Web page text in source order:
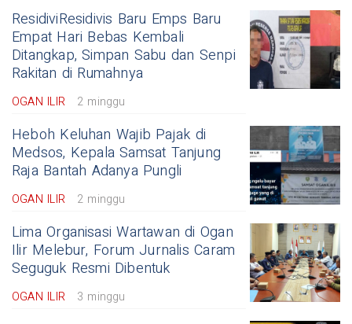
ResidiviResidivis Baru Emps Baru
Empat Hari Bebas Kembali
Ditangkap, Simpan Sabu dan Senpi
Rakitan di Rumahnya
OGAN ILIR 2 minggu
Heboh Keluhan Wajib Pajak di
Medsos, Kepala Samsat Tanjung
Raja Bantah Adanya Pungli
OGAN ILIR 2 minggu
Lima Organisasi Wartawan di Ogan
Ilir Melebur, Forum Jurnalis Caram
Seguguk Resmi Dibentuk
OGAN ILIR 3 minggu